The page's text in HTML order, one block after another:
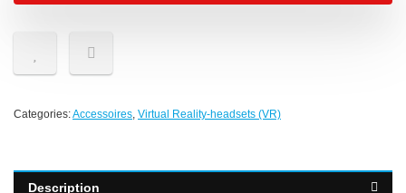
Categories:Accessoires, Virtual Reality-headsets (VR)
Description